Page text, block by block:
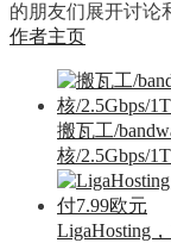
的朋友们展开讨论
作者主页
搬瓦工/
核/2.5Gbps/
LigaHosting